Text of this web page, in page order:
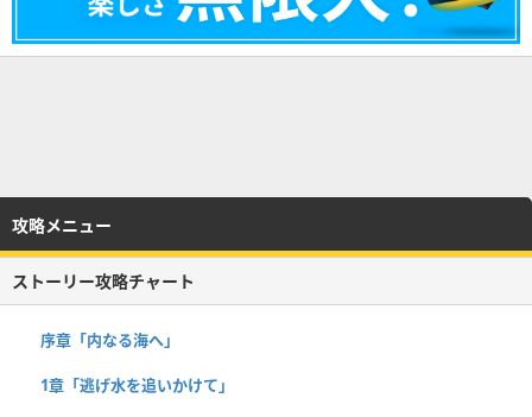
攻略メニュー
ストーリー攻略チャート
序章「内なる海へ」
1章「逃げ水を追いかけて」